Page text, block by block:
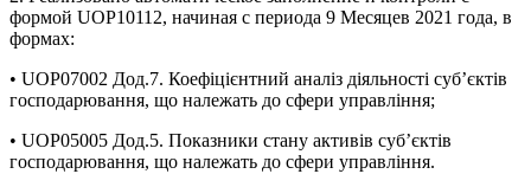
формой UOP10112, начиная с периода 9 Месяцев 2021 года, в
формах:
• UOP07002 Дод.7. Коефіцієнтний аналіз діяльності суб’єктів
господарювання, що належать до сфери управління;
• UOP05005 Дод.5. Показники стану активів суб’єктів
господарювання, що належать до сфери управління.